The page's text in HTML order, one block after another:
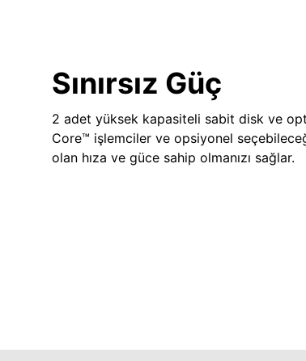
Sınırsız Güç
2 adet yüksek kapasiteli sabit disk ve
Core™ işlemciler ve opsiyonel
olan hıza ve güce sahip olmanızı sağlar.